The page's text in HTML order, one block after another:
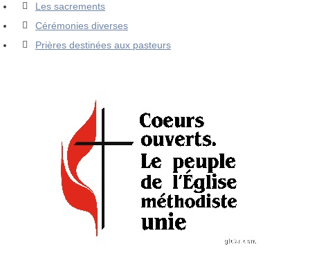
Les sacrements
Cérémonies diverses
Prières destinées aux pasteurs